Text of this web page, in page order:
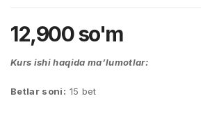
12,900so'm
Kurs ishi haqida ma’lumotlar:
Betlar soni: 15 bet